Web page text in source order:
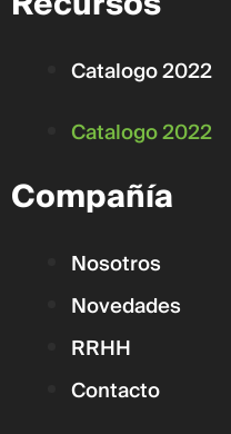
Catalogo 2022
Catalogo 2022
Compañía
Nosotros
Novedades
RRHH
Contacto